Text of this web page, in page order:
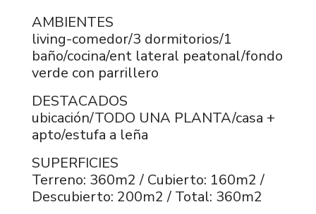
AMBIENTES
living-comedor/3 dormitorios/1
baño/cocina/ent lateral peatonal/fondo
verde con parrillero
DESTACADOS
ubicación/TODO UNA PLANTA/casa +
apto/estufa a leña
SUPERFICIES
Terreno: 360m2 / Cubierto: 160m2 /
Descubierto: 200m2 / Total: 360m2